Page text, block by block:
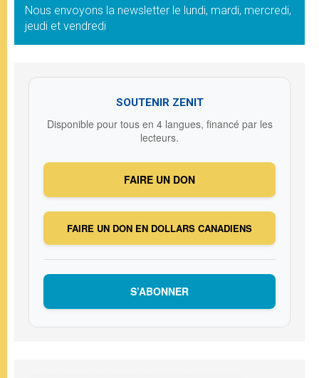
Nous envoyons la newsletter le lundi, mardi, mercredi,
jeudi et vendredi
SOUTENIR ZENIT
Disponible pour tous en 4 langues, financé par les
lecteurs.
FAIRE UN DON
FAIRE UN DON EN DOLLARS CANADIENS
S’ABONNER